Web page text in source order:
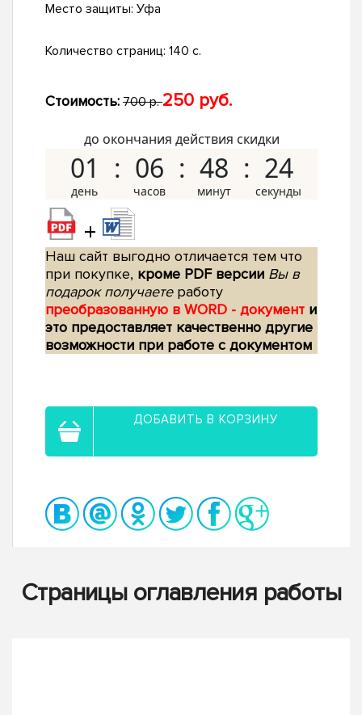
Место защиты: Уфа
Количество страниц: 140 с.
Стоимость: 700 р.250 руб.
до окончания действия скидки
01 06 48 23
+
Наш сайт выгодно отличается тем что
при покупке, кроме PDF версии Вы в
подарок получаетеработу
преобразованную в WORD - документ и
это предоставляет качественно другие
возможности при работе с документом
ДОБАВИТЬ В КОРЗИНУ
Страницы оглавления работы